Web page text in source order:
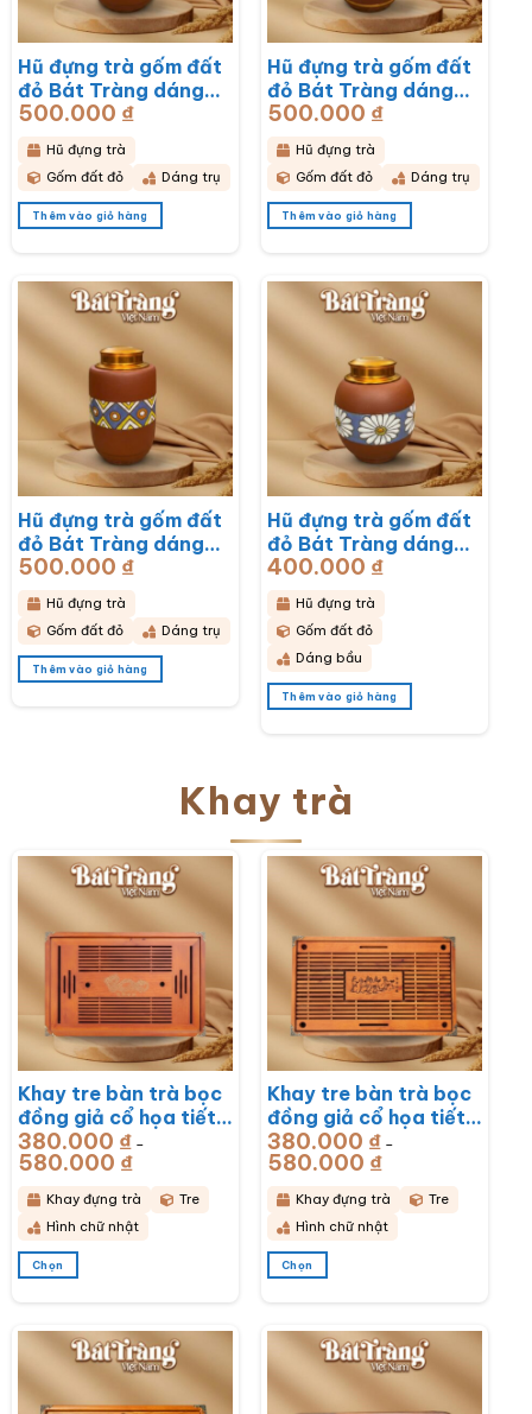
Hũ đựng trà gốm đất
đỏ Bát Tràng dáng
trụ hoạ tiết hoa mai
trắng BT-HĐT13
500.000 ₫
Hũ đựng trà
Gốm đất đỏ
Dáng trụ
Thêm vào giỏ hàng
Hũ đựng trà gốm đất
đỏ Bát Tràng dáng
trụ hoạ tiết hoa sen
BT-HĐT12
500.000 ₫
Hũ đựng trà
Gốm đất đỏ
Dáng trụ
Thêm vào giỏ hàng
Hũ đựng trà gốm đất
đỏ Bát Tràng dáng
bầu hoạ tiết thổ cẩm
BT-HĐT11
500.000 ₫
Hũ đựng trà
Gốm đất đỏ
Dáng trụ
Thêm vào giỏ hàng
Hũ đựng trà gốm đất
đỏ Bát Tràng dáng
bầu hoạ tiết hoa cúc
hoạ mi trắng BT-
HĐT10
400.000 ₫
Hũ đựng trà
Gốm đất đỏ
Dáng bầu
Thêm vào giỏ hàng
Khay trà
Khay tre bàn trà bọc
đồng giả cổ họa tiết
Rồng Phú Quý
51x33x6cm BT-
KDT17
380.000 ₫ –
580.000 ₫Khoảng
giá:
từ
380.000 ₫
đến
580.000 ₫
Khay đựng trà
Tre
Hình chữ nhật
Chọn
thể.
Khay tre bàn trà bọc
đồng giả cổ họa tiết
Mã Đáo Thành Công
43x28x6cm BT-
KDT16
380.000 ₫ –
580.000 ₫Khoảng
giá:
từ
380.000 ₫
đến
580.000 ₫
Khay đựng trà
Tre
Hình chữ nhật
Chọn